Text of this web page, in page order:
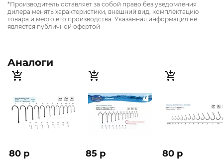
*Производитель оставляет за собой право без уведомления
дилера менять характеристики, внешний вид, комплектацию
товара и место его производства. Указанная информация не
является публичной офертой
Аналоги
80 p 85 p 80 p